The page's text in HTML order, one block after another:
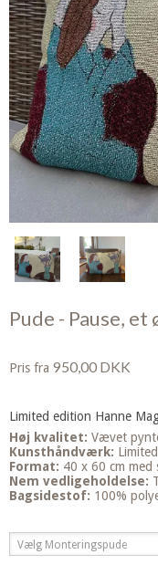
Pude - Pause,
Pris fra 950,00 DKK
Limited edition Hanne
Høj kvalitet: Vævet
Kunsthåndværk:
Format: 40 x 60 cm med
Nem vedligeholdelse:
Bagsidestof: 100%
Vælg Monteringspude